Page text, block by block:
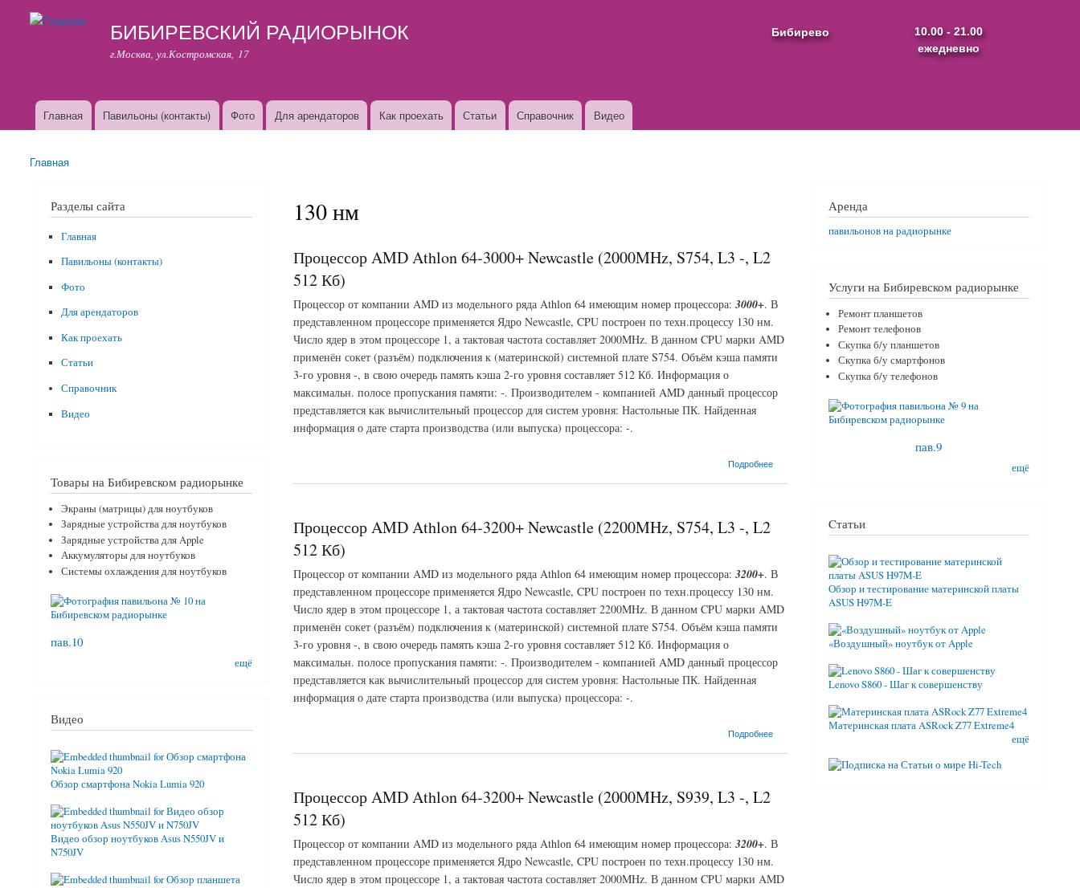
БИБИРЕВСКИЙ РАДИОРЫНОК
г.Москва, ул.Костромская, 17
Бибирево
10.00 - 21.00
ежедневно
Основные ссылки
Главная Павильоны (контакты) Фото Для арендаторов Как проехать Статьи Справочник Видео
Вы здесьГлавная
130 нм
Процессор AMD Athlon 64-3000+ Newcastle (2000MHz, S754, L3 -, L2
512 Кб)
Процессор от компании AMD из модельного ряда Athlon 64 имеющим номер процессора: 3000+. В
представленном процессоре применяется Ядро Newcastle, CPU построен по техн.процессу 130 нм.
Число ядер в этом процессоре 1, а тактовая частота составляет 2000MHz. В данном CPU марки AMD
применён сокет (разъём) подключения к (материнской) системной плате S754. Объём кэша памяти
3-го уровня -, в свою очередь память кэша 2-го уровня составляет 512 Кб. Информация о
максимальн. полосе пропускания памяти: -. Производителем - компанией AMD данный процессор
представляется как вычислительный процессор для систем уровня: Настольные ПК. Найденная
информация о дате старта производства (или выпуска) процессора: -.
Подробнее
Процессор AMD Athlon 64-3200+ Newcastle (2200MHz, S754, L3 -, L2
512 Кб)
Процессор от компании AMD из модельного ряда Athlon 64 имеющим номер процессора: 3200+. В
представленном процессоре применяется Ядро Newcastle, CPU построен по техн.процессу 130 нм.
Число ядер в этом процессоре 1, а тактовая частота составляет 2200MHz. В данном CPU марки AMD
применён сокет (разъём) подключения к (материнской) системной плате S754. Объём кэша памяти
3-го уровня -, в свою очередь память кэша 2-го уровня составляет 512 Кб. Информация о
максимальн. полосе пропускания памяти: -. Производителем - компанией AMD данный процессор
представляется как вычислительный процессор для систем уровня: Настольные ПК. Найденная
информация о дате старта производства (или выпуска) процессора: -.
Подробнее
Процессор AMD Athlon 64-3200+ Newcastle (2000MHz, S939, L3 -, L2
512 Кб)
Процессор от компании AMD из модельного ряда Athlon 64 имеющим номер процессора: 3200+. В
представленном процессоре применяется Ядро Newcastle, CPU построен по техн.процессу 130 нм.
Число ядер в этом процессоре 1, а тактовая частота составляет 2000MHz. В данном CPU марки AMD
Разделы сайта
Главная
Павильоны (контакты)
Фото
Для арендаторов
Как проехать
Статьи
Справочник
Видео
Товары на Бибиревском радиорынке
Экраны (матрицы) для ноутбуков
Зарядные устройства для ноутбуков
Зарядные устройства для Apple
Аккумуляторы для ноутбуков
Системы охлаждения для ноутбуков
пав.10
ещё
Видео
Обзор смартфона Nokia Lumia 920
Видео обзор ноутбуков Asus N550JV и
N750JV
Аренда
павильонов на радиорынке
Услуги на Бибиревском радиорынке
Ремонт планшетов
Ремонт телефонов
Скупка б/у планшетов
Скупка б/у смартфонов
Скупка б/у телефонов
пав.9
ещё
Cтатьи
Обзор и тестирование материнской платы
ASUS H97M-E
«Воздушный» ноутбук от Apple
Lenovo S860 - Шаг к совершенству
Материнская плата ASRock Z77 Extreme4
ещё